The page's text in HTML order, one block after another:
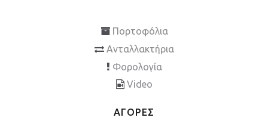
Πορτοφόλια
Ανταλλακτήρια
Φορολογία
Video
ΑΓΟΡΕΣ